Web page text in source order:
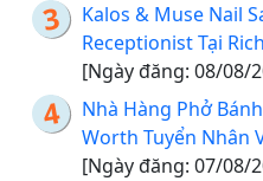
Kalos & Muse Nail
Receptionist Tại
[Ngày đăng: 08/08/
Nhà Hàng Phở
Worth Tuyển Nhân
[Ngày đăng: 07/08/